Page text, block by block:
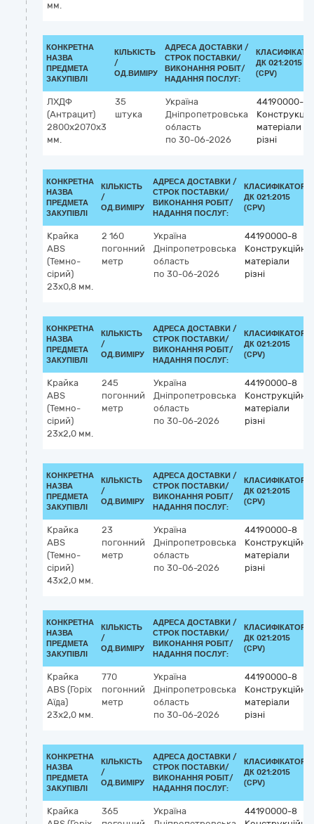
мм.
КОНКРЕТНА
НАЗВА
ПРЕДМЕТА
ЗАКУПІВЛІ
КІЛЬКІСТЬ
/
ОД.ВИМІРУ
АДРЕСА ДОСТАВКИ /
СТРОК ПОСТАВКИ/
ВИКОНАННЯ РОБІТ/
НАДАННЯ ПОСЛУГ:
ДК 021:2015
(CPV)
ЛХДФ
(Антрацит)
2800х2070х3
мм.
35
штука
Україна
Дніпропетровська
область
по 30-06-2026
44190000-8
матеріали
різні
КОНКРЕТНА
НАЗВА
ПРЕДМЕТА
ЗАКУПІВЛІ
КІЛЬКІСТЬ
/
ОД.ВИМІРУ
АДРЕСА ДОСТАВКИ /
СТРОК ПОСТАВКИ/
ВИКОНАННЯ РОБІТ/
НАДАННЯ ПОСЛУГ:
КЛАСИФІКАТОР
ДК 021:2015
(CPV)
Крайка
ABS
(Темно-
сірий)
23х0,8 мм.
2 160
погонний
метр
Україна
Дніпропетровська
область
по 30-06-2026
44190000-8
Конструкційні
матеріали
різні
КОНКРЕТНА
НАЗВА
ПРЕДМЕТА
ЗАКУПІВЛІ
КІЛЬКІСТЬ
/
ОД.ВИМІРУ
АДРЕСА ДОСТАВКИ /
СТРОК ПОСТАВКИ/
ВИКОНАННЯ РОБІТ/
НАДАННЯ ПОСЛУГ:
КЛАСИФІКАТОР
ДК 021:2015
(CPV)
Крайка
ABS
(Темно-
сірий)
23х2,0 мм.
245
погонний
метр
Україна
Дніпропетровська
область
по 30-06-2026
44190000-8
Конструкційні
матеріали
різні
КОНКРЕТНА
НАЗВА
ПРЕДМЕТА
ЗАКУПІВЛІ
КІЛЬКІСТЬ
/
ОД.ВИМІРУ
АДРЕСА ДОСТАВКИ /
СТРОК ПОСТАВКИ/
ВИКОНАННЯ РОБІТ/
НАДАННЯ ПОСЛУГ:
КЛАСИФІКАТОР
ДК 021:2015
(CPV)
Крайка
ABS
(Темно-
сірий)
43х2,0 мм.
23
погонний
метр
Україна
Дніпропетровська
область
по 30-06-2026
44190000-8
Конструкційні
матеріали
різні
КОНКРЕТНА
НАЗВА
ПРЕДМЕТА
ЗАКУПІВЛІ
КІЛЬКІСТЬ
/
ОД.ВИМІРУ
АДРЕСА ДОСТАВКИ /
СТРОК ПОСТАВКИ/
ВИКОНАННЯ РОБІТ/
НАДАННЯ ПОСЛУГ:
КЛАСИФІКАТОР
ДК 021:2015
(CPV)
Крайка
ABS (Горіх
Аїда)
23х2,0 мм.
770
погонний
метр
Україна
Дніпропетровська
область
по 30-06-2026
44190000-8
Конструкційні
матеріали
різні
КОНКРЕТНА
НАЗВА
ПРЕДМЕТА
ЗАКУПІВЛІ
КІЛЬКІСТЬ
/
ОД.ВИМІРУ
АДРЕСА ДОСТАВКИ /
СТРОК ПОСТАВКИ/
ВИКОНАННЯ РОБІТ/
НАДАННЯ ПОСЛУГ:
КЛАСИФІКАТОР
ДК 021:2015
(CPV)
Крайка
365
Україна
44190000-8